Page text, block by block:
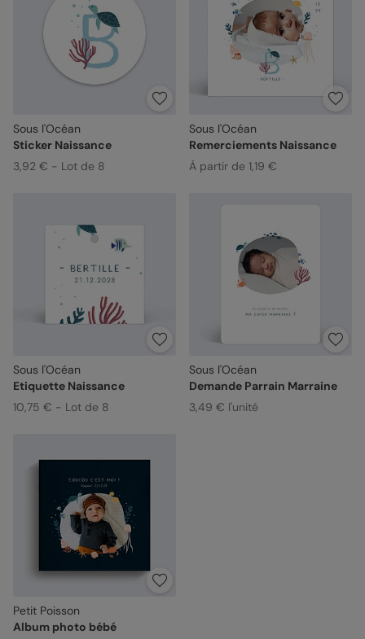
Sous l'Océan
Sticker Naissance
3,92 € - Lot de 8
Sous l'Océan
Remerciements Naissance
À partir de 1,19 €
Sous l'Océan
Etiquette Naissance
10,75 € - Lot de 8
Sous l'Océan
Demande Parrain Marraine
3,49 € l'unité
Petit Poisson
Album photo bébé